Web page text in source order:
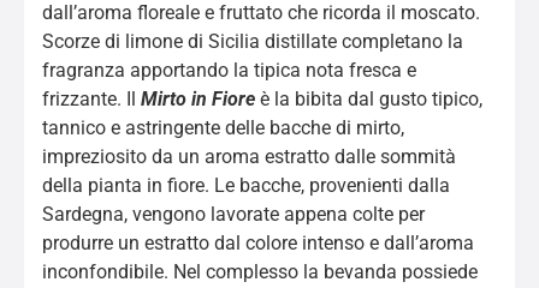
dall’aroma floreale e fruttato che ricorda il moscato.
Scorze di limone di Sicilia distillate completano la
fragranza apportando la tipica nota fresca e
frizzante. Il Mirto in Fiore è la bibita dal gusto tipico,
tannico e astringente delle bacche di mirto,
impreziosito da un aroma estratto dalle sommità
della pianta in fiore. Le bacche, provenienti dalla
Sardegna, vengono lavorate appena colte per
produrre un estratto dal colore intenso e dall’aroma
inconfondibile. Nel complesso la bevanda possiede